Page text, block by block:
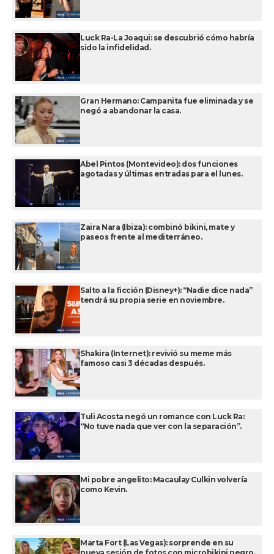
Luck Ra-La Joaqui: se descubrió cómo habría
sido la infidelidad.
Gran Hermano: Campanita fue eliminada y se
negó a abandonar la casa.
Abel Pintos (Montevideo): dos funciones
agotadas y últimas entradas para el lunes.
Zaira Nara (Ibiza): combinó bikini, mate y
paseos frente al mediterráneo.
Salto a la ficción (Disney+): “Nadie dice nada”
tendrá su propia serie en noviembre.
Shakira (Internet): revivió su meme más
famoso casi 3 décadas después.
Tuli Acosta negó un romance con Luck Ra:
“No tuve nada que ver con la separación”.
Mi pobre angelito: Macaulay Culkin volvería
como Kevin.
Marta Fort (Las Vegas): sorprende en su